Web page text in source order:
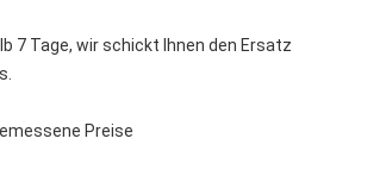
7 Tage, wir schickt Ihnen den Ersatz
Preise